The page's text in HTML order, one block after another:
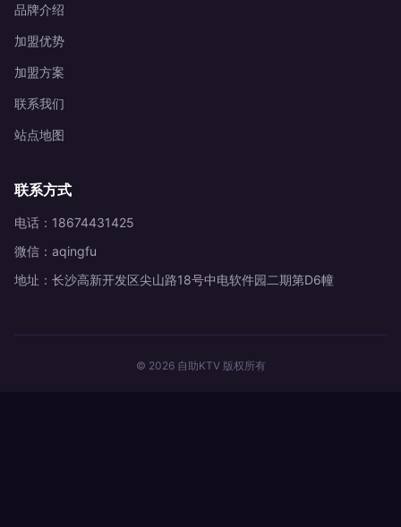
品牌介绍
加盟优势
加盟方案
联系我们
站点地图
联系方式
电话：18674431425
微信：aqingfu
地址：长沙高新开发区尖山路18号中电软件园二期第D6幢
© 2026 自助KTV 版权所有